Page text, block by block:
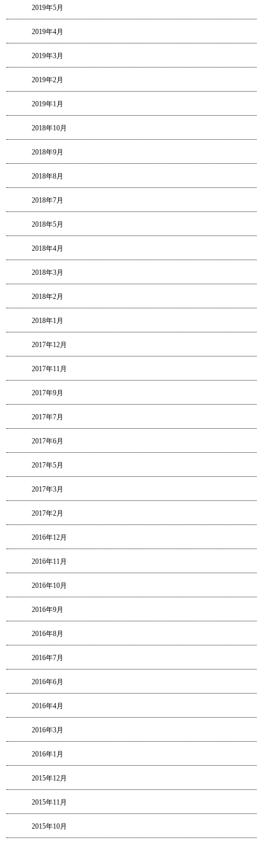
2019年5月
2019年4月
2019年3月
2019年2月
2019年1月
2018年10月
2018年9月
2018年8月
2018年7月
2018年5月
2018年4月
2018年3月
2018年2月
2018年1月
2017年12月
2017年11月
2017年9月
2017年7月
2017年6月
2017年5月
2017年3月
2017年2月
2016年12月
2016年11月
2016年10月
2016年9月
2016年8月
2016年7月
2016年6月
2016年4月
2016年3月
2016年1月
2015年12月
2015年11月
2015年10月